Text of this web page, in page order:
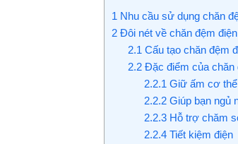
1 Nhu cầu sử dụng chăn
2 Đôi nét về chăn đệm điện
2.1 Cấu tạo chăn đệm
2.2Đặc điểm của chăn
2.2.1 Giữ ấm cơ thể
2.2.2Giúp bạn ngủ
2.2.3Hỗ trợ chăm
2.2.4Tiết kiệm điện